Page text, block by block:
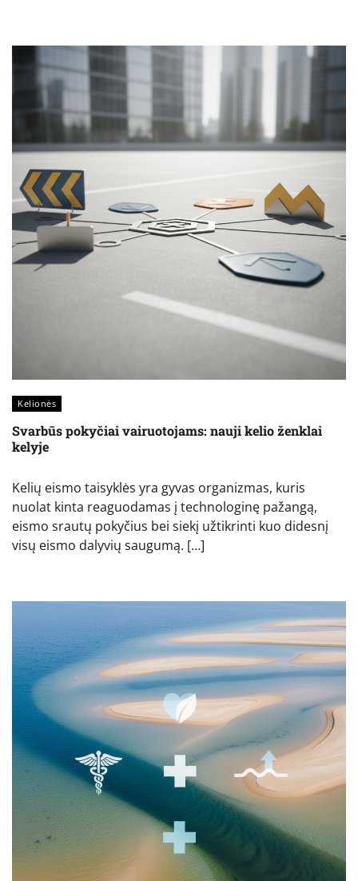
Kelionės
Svarbūs pokyčiai vairuotojams: nauji kelio ženklai
kelyje
Kelių eismo taisyklės yra gyvas organizmas, kuris
nuolat kinta reaguodamas į technologinę pažangą,
eismo srautų pokyčius bei siekį užtikrinti kuo didesnį
visų eismo dalyvių saugumą. […]